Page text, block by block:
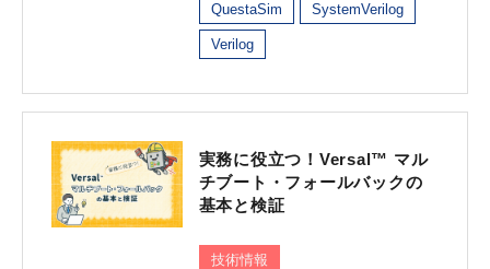
QuestaSim SystemVerilog
Verilog
実務に役立つ！Versal™ マル
チブート・フォールバックの
基本と検証
技術情報